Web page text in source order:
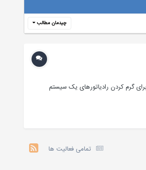
چیدمان مطالب
گرم کردن رادیاتورهای یک سیستم
تمامی فعالیت ها